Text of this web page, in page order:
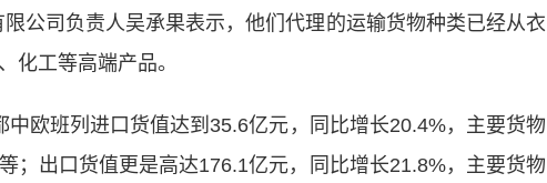
公司负责人吴承果表示，他们代理的运输货物种类已经从衣
化工等高端产品。
班列进口货值达到35.6亿元，同比增长20.4%，主要货物
；出口货值更是高达176.1亿元，同比增长21.8%，主要货物